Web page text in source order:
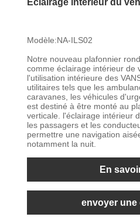
Éclairage intérieur du
Modèle:NA-ILS02
Notre nouveau plafonnier
comme éclairage intérieur de
l'utilisation intérieure des
utilitaires tels que les
caravanes, les véhicules
est destiné à être monté au
verticale. l'éclairage intérieur
les passagers et les
permettre une navigation
notamment la nuit.
En
envoyer une